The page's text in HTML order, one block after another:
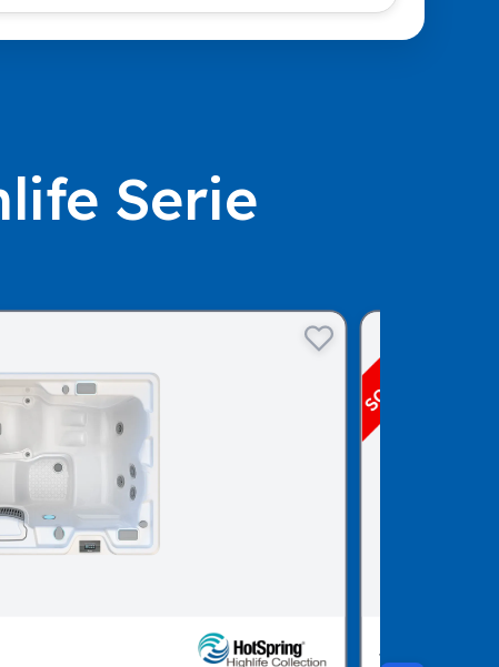
Serie
SOVEREIGN®